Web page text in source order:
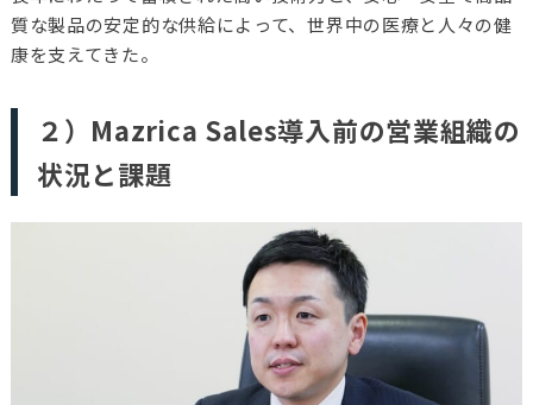
質な製品の安定的な供給によって、世界中の医療と人々の健
康を支えてきた。
２）Mazrica Sales導入前の営業組織の
状況と課題